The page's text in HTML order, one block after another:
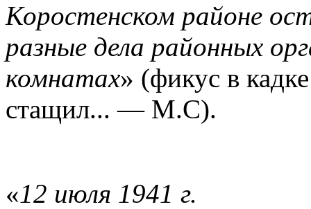
Коростенском районе
разные дела районных
комнатах» (фикус в
стащил... — М.С).
«12 июля 1941 г.